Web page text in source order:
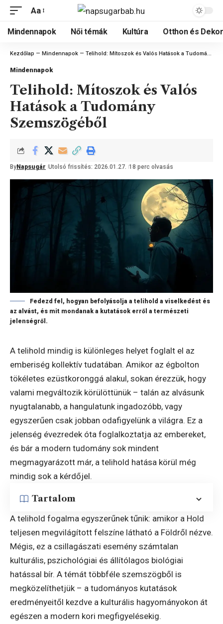
Aa
Mindennapok Női témák Kultúra Otthon és
Kezdőlap — Mindennapok — Telihold: Mítoszok és Valós Hatások a Tudomány Szemszögéből
Mindennapok
Telihold: Mítoszok és Valós
Hatások a Tudomány
Szemszögéből
By Napsugár Utolsó frissítés: 2026.01.27. 18 perc olvasás
Fedezd fel, hogyan befolyásolja a telihold a viselkedést és
az alvást, és mit mondanak a kutatások erről a természeti
jelenségről.
A telihold mindig is különleges helyet foglalt el az
emberiség kollektív tudatában. Amikor az égbolton
tökéletes ezüstkoronggá alakul, sokan érezzük, hogy
valami megváltozik körülöttünük – talán az alvásunk
nyugtalanabb, a hangulatunk ingadozóbb, vagy
egyszerűen csak jobban odafigyelünk a világra. Ez a
jelenség évezredek óta foglalkoztatja az embereket,
és bár a modern tudomány sok mindent
megmagyarázott már, a telihold hatása körül még
mindig sok a kérdőjel.
Tartalom
A telihold fogalma egyszerűnek tűnik: amikor a Hold
teljesen megvilágított felszíne látható a Földről nézve.
Mégis, ez a csillagászati esemény számtalan
kulturális, pszichológiai és állítólagos biológiai
hatással bír. A témát többféle szemszögből is
megközelíthetjük – a tudományos kutatások
eredményeitől kezdve a kulturális hagyományokon át
egészen a modern kori megfigyelésekig.